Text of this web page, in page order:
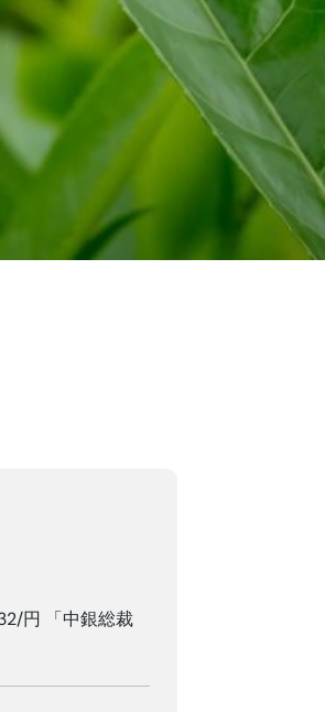
円 「中銀総裁